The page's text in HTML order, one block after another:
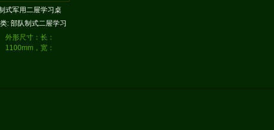
式军用二屉学习桌
: 部队制式二屉学习
桌
外形尺寸：长：
1100mm，宽：